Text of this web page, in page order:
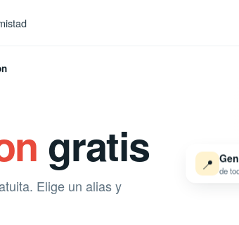
gratis
Elige un alias y
📍 de